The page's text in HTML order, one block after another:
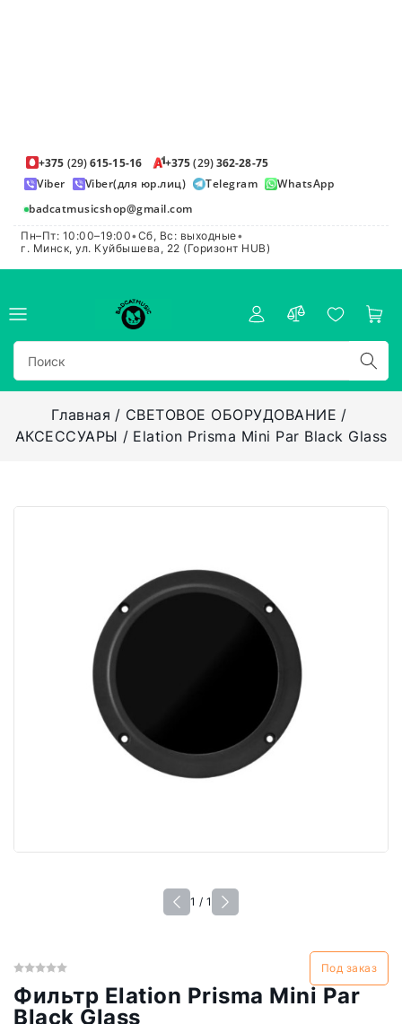
+375 (29)615-15-16 +375(29)362-28-75
Viber
Viber(для юр.лиц) Telegram
WhatsApp
badcatmusicshop@gmail.com
Пн–Пт: 10:00–19:00•Сб, Вс: выходные•
г. Минск, ул. Куйбышева, 22 (Горизонт HUB)
Главная
СВЕТОВОЕ ОБОРУДОВАНИЕ
АКСЕССУАРЫ
Elation Prisma Mini Par Black Glass
1 / 1
Под заказ
Фильтр Elation Prisma Mini Par
Black Glass